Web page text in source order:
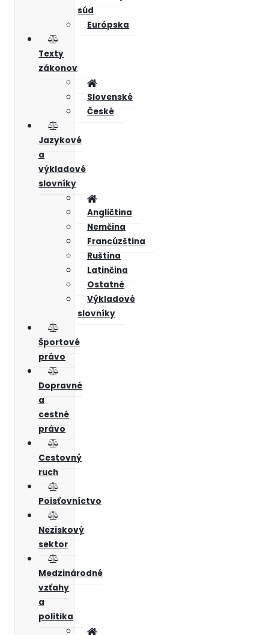
súd
Európska
Texty
zákonov
Slovenské
České
Jazykové
a
výkladové
slovníky
Angličtina
Nemčina
Francúzština
Ruština
Latinčina
Ostatné
Výkladové
slovníky
Športové
právo
Dopravné
a
cestné
právo
Cestovný
ruch
Poisťovníctvo
Neziskový
sektor
Medzinárodné
vzťahy
a
politika